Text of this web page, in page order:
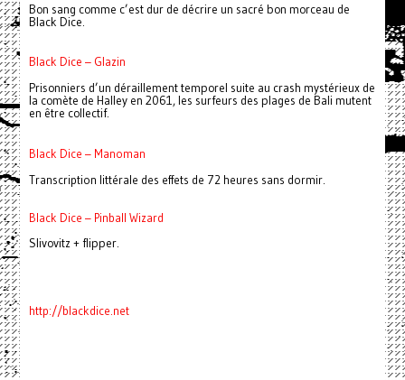
Bon sang comme c’est dur de décrire un sacré bon morceau de
Black Dice.
Black Dice – Glazin
Prisonniers d’un déraillement temporel suite au crash mystérieux de
la comète de Halley en 2061, les surfeurs des plages de Bali mutent
en être collectif.
Black Dice – Manoman
Transcription littérale des effets de 72 heures sans dormir.
Black Dice – Pinball Wizard
Slivovitz + flipper.
http://blackdice.net